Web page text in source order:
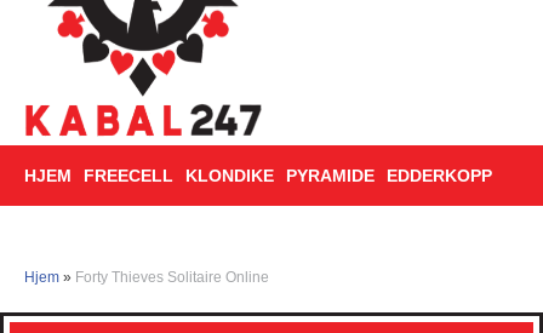
HJEM FREECELL KLONDIKE PYRAMIDE EDDERKOPP
Hjem » Forty Thieves Solitaire Online